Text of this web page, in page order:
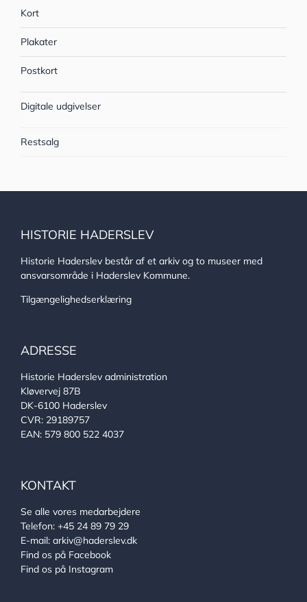
Kort
Plakater
Postkort
Digitale udgivelser
Restsalg
HISTORIE HADERSLEV
Historie Haderslev består af et arkiv og to museer med
ansvarsområde i Haderslev Kommune.
Tilgængelighedserklæring
ADRESSE
Historie Haderslev administration
Kløvervej 87B
DK-6100 Haderslev
CVR: 29189757
EAN: 579 800 522 4037
KONTAKT
Se alle vores medarbejdere
Telefon: +45 24 89 79 29
E-mail: arkiv@haderslev.dk
Find os på Facebook
Find os på Instagram